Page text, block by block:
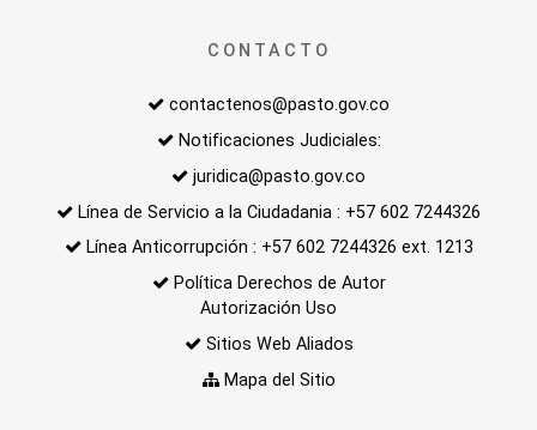
CONTACTO
contactenos@pasto.gov.co
Notificaciones Judiciales:
juridica@pasto.gov.co
Línea de Servicio a la Ciudadania : +57 602 7244326
Línea Anticorrupción : +57 602 7244326 ext. 1213
Política Derechos de Autor
Autorización Uso
Sitios Web Aliados
Mapa del Sitio